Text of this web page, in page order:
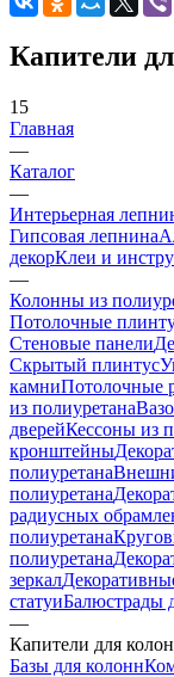
Капители
15
Главная
—
Каталог
—
Интерьерная
Гипсовая лепнина
декорКлеи и
—
Колонны из
Потолочные
Стеновые панели
Скрытый плинтус
камниПотолочные
из полиуретана
дверейКессоны из
кронштейны
полиуретана
полиуретана
радиусных
полиуретана
полиуретана
зеркал
статуиБалюстрады
—
Капители для
Базы для колонн